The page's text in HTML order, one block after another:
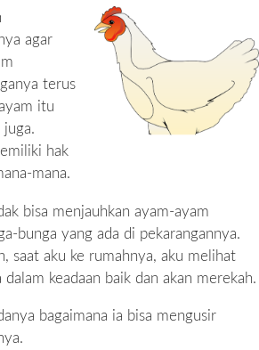
agar
terus
itu
juga.
hak
mana.
bisa menjauhkan ayam-ayam
bunga yang ada di pekarangannya.
saat aku ke rumahnya, aku melihat
keadaan baik dan akan merekah.
bagaimana ia bisa mengusir